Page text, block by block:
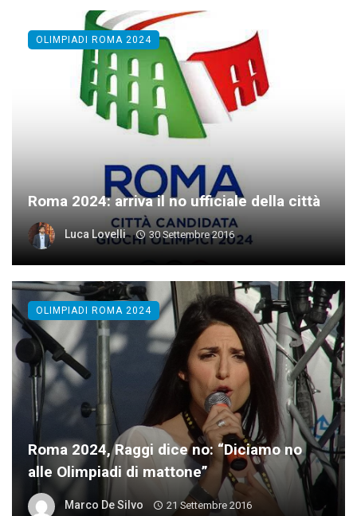
Roma 2024: arriva il no ufficiale della città
Luca Lovelli 30 Settembre 2016
OLIMPIADI ROMA 2024
Roma 2024, Raggi dice no: “Diciamo no
alle Olimpiadi di mattone”
Marco De Silvo 21 Settembre 2016
OLIMPIADI ROMA 2024